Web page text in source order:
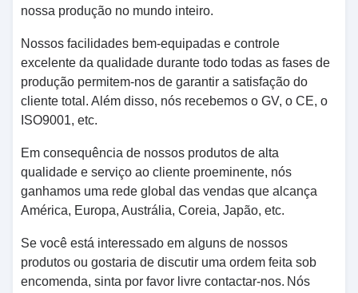
nossa produção no mundo inteiro.
Nossos facilidades bem-equipadas e controle
excelente da qualidade durante todo todas as fases de
produção permitem-nos de garantir a satisfação do
cliente total. Além disso, nós recebemos o GV, o CE, o
ISO9001, etc.
Em consequência de nossos produtos de alta
qualidade e serviço ao cliente proeminente, nós
ganhamos uma rede global das vendas que alcança
América, Europa, Austrália, Coreia, Japão, etc.
Se você está interessado em alguns de nossos
produtos ou gostaria de discutir uma ordem feita sob
encomenda, sinta por favor livre contactar-nos. Nós